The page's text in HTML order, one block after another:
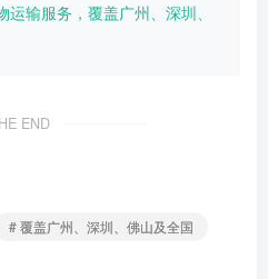
运输服务，覆盖广州、深圳、
END
# 覆盖广州、深圳、佛山及全国